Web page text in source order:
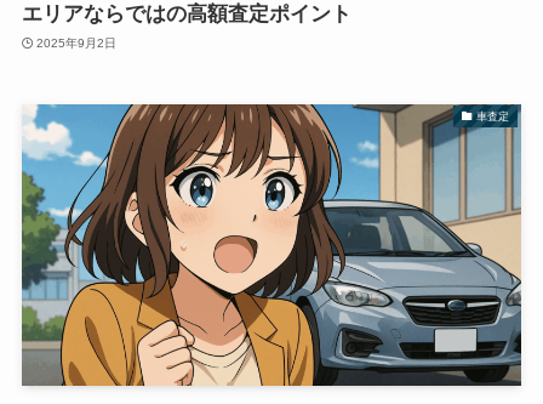
エリアならではの高額査定ポイント
2025年9月2日
車査定